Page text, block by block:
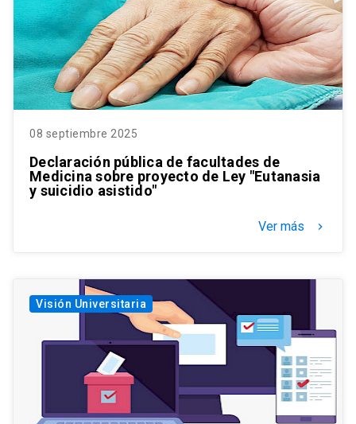
08 septiembre 2025
Declaración pública de facultades de
Medicina sobre proyecto de Ley "Eutanasia
y suicidio asistido"
Ver más keyboard_arrow_right
Visión Universitaria